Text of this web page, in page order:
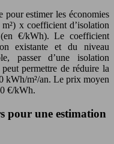
estimer les économies
x coefficient d’isolation
€/kWh). Le coefficient
existante et du niveau
passer d’une isolation
permettre de réduire la
kWh/m²/an. Le prix moyen
€/kWh.
pour une estimation